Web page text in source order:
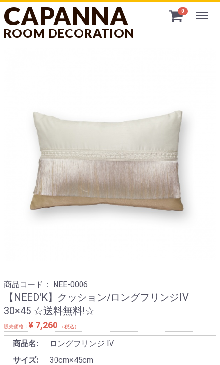
CAPANNA
ROOM DECORATION
0 Menu
商品コード： NEE-0006
【NEED'K】クッション/ロングフリンジIV
30×45 ☆送料無料!☆
販売価格： ¥ 7,260 （税込）
商品名:
ロングフリンジ IV
サイズ:
30cm×45cm